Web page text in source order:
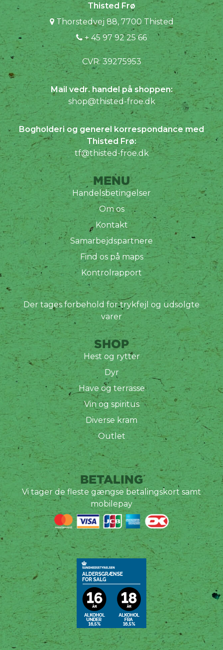
Thisted Frø
Thorstedvej 88, 7700 Thisted
+ 45 97 92 25 66
CVR: 39275953
Mail vedr. handel på shoppen:
shop@thisted-froe.dk
Bogholderi og generel korrespondance med
Thisted Frø:
tf@thisted-froe.dk
MENU
Handelsbetingelser
Om os
Kontakt
Samarbejdspartnere
Find os på maps
Kontrolrapport
Der tages forbehold for trykfejl og udsolgte
varer
SHOP
Hest og rytter
Dyr
Have og terrasse
Vin og spiritus
Diverse kram
Outlet
BETALING
Vi tager de fleste gængse betalingskort samt
mobilepay